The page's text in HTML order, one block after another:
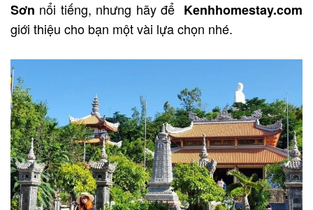
Sơn nổi tiếng, nhưng hãy để Kenhhomestay.com
giới thiệu cho bạn một vài lựa chọn nhé.